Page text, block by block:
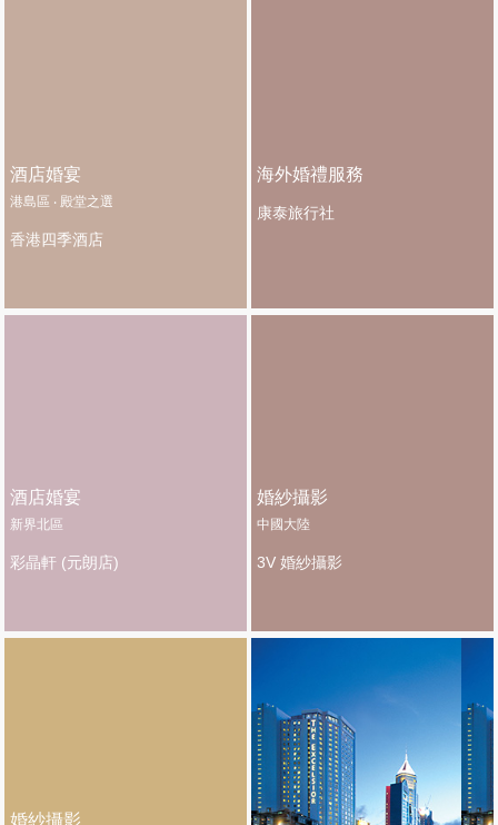
酒店婚宴
港島區 ‧ 殿堂之選
香港四季酒店
海外婚禮服務
康泰旅行社
酒店婚宴
新界北區
彩晶軒 (元朗店)
婚紗攝影
中國大陸
3V 婚紗攝影
婚紗攝影